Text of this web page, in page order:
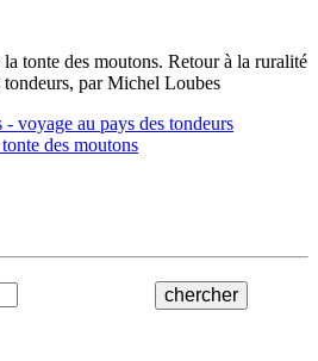
tonte des moutons. Retour à la ruralité
tondeurs, par Michel Loubes